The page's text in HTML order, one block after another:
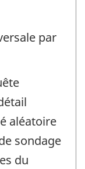
par
aléatoire
sondage
du